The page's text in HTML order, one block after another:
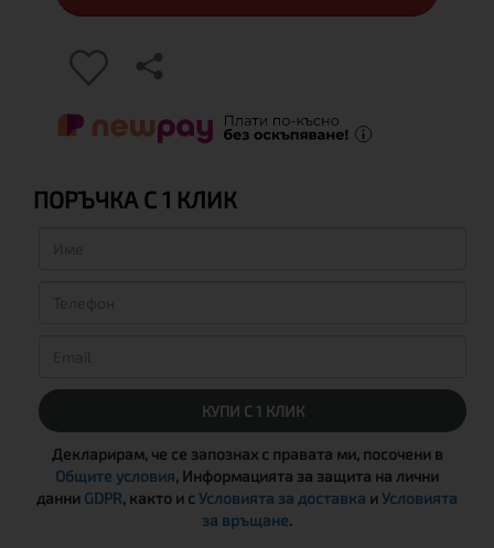
ПОРЪЧКА С 1 КЛИК
КУПИ С 1 КЛИК
Декларирам, че се запознах с правата ми, посочени в
Общите условия, Информацията за защита на лични
данни GDPR, както и сУсловията за доставка иУсловията
за връщане.